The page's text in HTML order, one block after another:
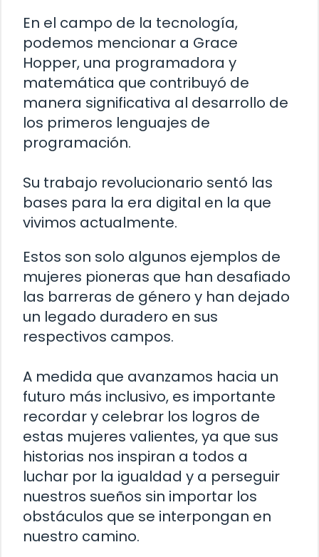
En el campo de la tecnología,
podemos mencionar a Grace
Hopper, una programadora y
matemática que contribuyó de
manera significativa al desarrollo de
los primeros lenguajes de
programación.
Su trabajo revolucionario sentó las
bases para la era digital en la que
vivimos actualmente.
Estos son solo algunos ejemplos de
mujeres pioneras que han desafiado
las barreras de género y han dejado
un legado duradero en sus
respectivos campos.
A medida que avanzamos hacia un
futuro más inclusivo, es importante
recordar y celebrar los logros de
estas mujeres valientes, ya que sus
historias nos inspiran a todos a
luchar por la igualdad y a perseguir
nuestros sueños sin importar los
obstáculos que se interpongan en
nuestro camino.